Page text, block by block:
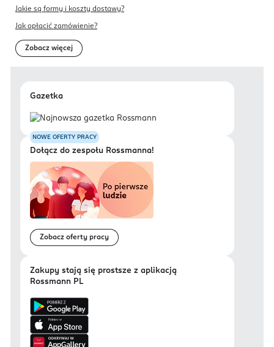
Jakie są formy i koszty dostawy?
Jak opłacić zamówienie?
Zobacz więcej
Gazetka
NOWE OFERTY PRACY
Dołącz do zespołu Rossmanna!
Zobacz oferty pracy
Zakupy stają się prostsze z aplikacją
Rossmann PL